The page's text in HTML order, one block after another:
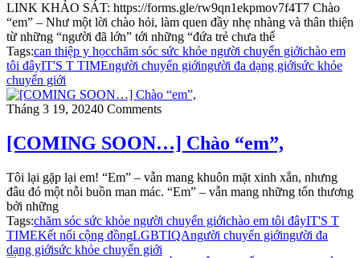
LINK KHẢO SÁT: https://forms.gle/rw9qn1ekpmov7f4T7 Chào
“em” – Như một lời chào hỏi, làm quen đầy nhẹ nhàng và thân thiện
từ những “người đã lớn” tới những “đứa trẻ chưa thể
Tags:can thiệp y họcchăm sóc sức khỏe người chuyển giớichào em
tôi đâyIT'S T TIMEngười chuyển giớingười đa dạng giớisức khỏe
chuyển giới
Tháng 3 19, 20240 Comments
[COMING SOON…] Chào “em”,
Tôi lại gặp lại em! “Em” – vẫn mang khuôn mặt xinh xắn, nhưng
đâu đó một nỗi buồn man mác. “Em” – vẫn mang những tổn thương
bởi những
Tags:chăm sóc sức khỏe người chuyển giớichào em tôi đâyIT'S T
TIMEKết nối cộng đồngLGBTIQAngười chuyển giớingười đa
dạng giớisức khỏe chuyển giới